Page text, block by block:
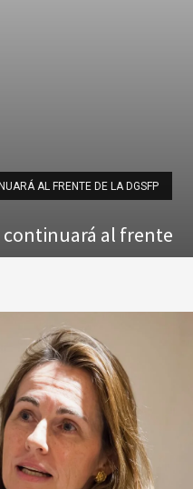
AL FRENTE DE LA DGSFP
continuará al frente